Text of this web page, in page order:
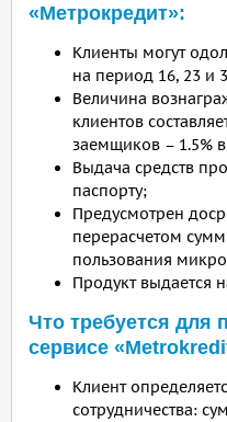
«Метрокредит»:
Клиенты могут
на период 16, 23 и
Величина
клиентов
заемщиков – 1.5%
Выдача средств
паспорту;
Предусмотрен
перерасчетом
пользования
Продукт выдается
Что требуется для
сервисе
Клиент
сотрудничества: